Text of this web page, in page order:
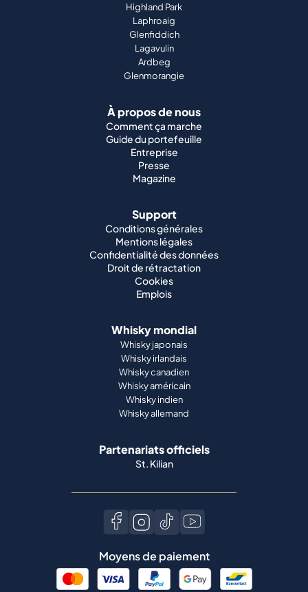
Highland Park
Laphroaig
Glenfiddich
Lagavulin
Ardbeg
Glenmorangie
À propos de nous
Comment ça marche
Guide du portefeuille
Entreprise
Presse
Magazine
Support
Conditions générales
Mentions légales
Confidentialité des données
Droit de rétractation
Cookies
Emplois
Whisky mondial
Whisky japonais
Whisky irlandais
Whisky canadien
Whisky américain
Whisky indien
Whisky allemand
Partenariats officiels
St. Kilian
Moyens de paiement